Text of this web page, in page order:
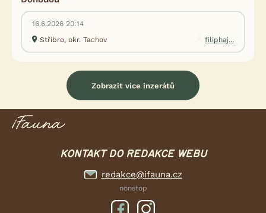
16.6.2026 20:14
Stříbro, okr. Tachov
filiphaj...
Zobrazit více inzerátů
KONTAKT DO REDAKCE WEBU
redakce@ifauna.cz
nonstop